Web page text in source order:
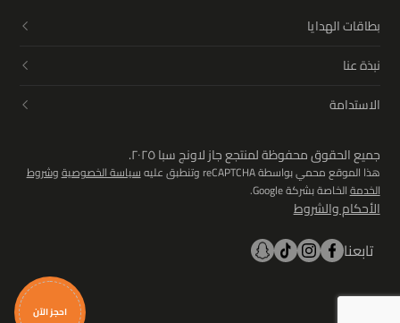
احجز الآن
بطاقات الهدايا
نبذة عنا
الاستدامة
جميع الحقوق محفوظة لمنتجع جاز لاونج سبا ٢٠٢٥.
هذا الموقع محمي بواسطة reCAPTCHA وتنطبق عليه سياسة الخصوصيةوشروط
الخدمةالخاصة بشركة Google.
الأحكام والشروط
تابعنا